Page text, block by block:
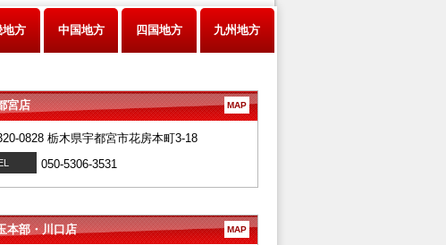
地方 中国地方 四国地方 九州地方
宮店 MAP
0828 栃木県宇都宮市花房本町3-18
050-5306-3531
本部・川口店 MAP